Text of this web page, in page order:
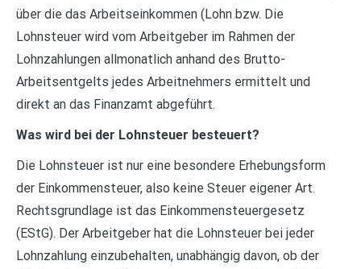
über die das Arbeitseinkommen (Lohn bzw. Die
Lohnsteuer wird vom Arbeitgeber im Rahmen der
Lohnzahlungen allmonatlich anhand des Brutto-
Arbeitsentgelts jedes Arbeitnehmers ermittelt und
direkt an das Finanzamt abgeführt.
Was wird bei der Lohnsteuer besteuert?
Die Lohnsteuer ist nur eine besondere Erhebungsform
der Einkommensteuer, also keine Steuer eigener Art.
Rechtsgrundlage ist das Einkommensteuergesetz
(EStG). Der Arbeitgeber hat die Lohnsteuer bei jeder
Lohnzahlung einzubehalten, unabhängig davon, ob der